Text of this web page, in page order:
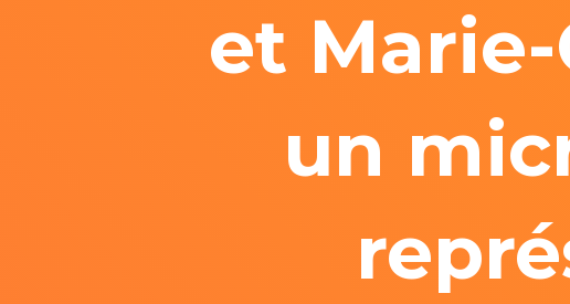
et
un